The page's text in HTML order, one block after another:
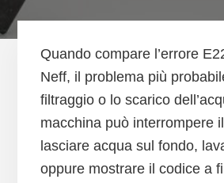
Quando compare l’errore
Neff, il problema più
filtraggio o lo scarico
macchina può interrompere
lasciare acqua sul fondo,
oppure mostrare il codice a